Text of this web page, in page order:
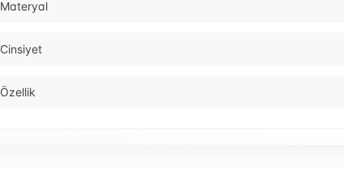
Materyal
Cinsiyet
Özellik